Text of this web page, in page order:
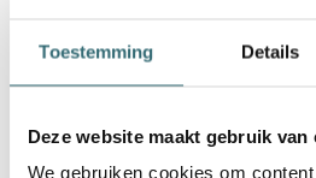
Toestemming Details
Deze website maakt gebruik van
We gebruiken cookies om
Wat is de betekenis van